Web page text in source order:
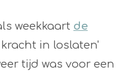
weekkaart de
in loslaten'
tijd was voor een